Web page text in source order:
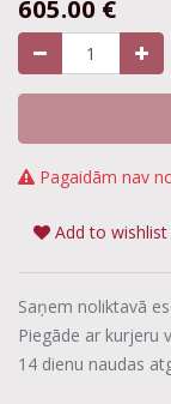
605.00 €
Pagaidām nav
Add to wishlist
Saņem noliktavā
Piegāde ar kurjeru
14 dienu naudas